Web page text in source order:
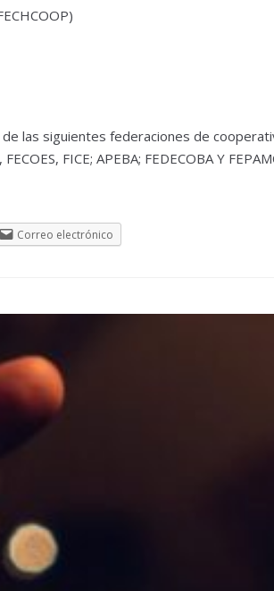
las siguientes federaciones de
FICE; APEBA; FEDECOBA Y
Correo electrónico